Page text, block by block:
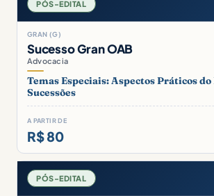
PÓS-EDITAL
GRAN (G)
Sucesso Gran OAB
Advocacia
Temas Especiais: Aspectos Práticos
Sucessões
A PARTIR DE
R$ 80
PÓS-EDITAL